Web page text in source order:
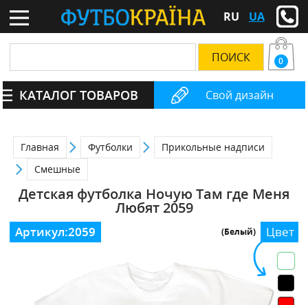
RU UA
Свой дизайн
0
КАТАЛОГ ТОВАРОВ
Главная Футболки
Прикольные надписи
Смешные
Детская футболка Ночую Там где Меня
Любят 2059
Цвет
(Белый)
Артикул:2059